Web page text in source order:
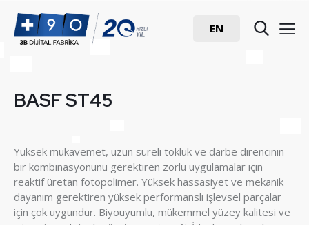
EN
BASF ST45
Yüksek mukavemet, uzun süreli tokluk ve darbe direncinin
bir kombinasyonunu gerektiren zorlu uygulamalar için
reaktif üretan fotopolimer. Yüksek hassasiyet ve mekanik
dayanım gerektiren yüksek performanslı işlevsel parçalar
için çok uygundur. Biyouyumlu, mükemmel yüzey kalitesi ve